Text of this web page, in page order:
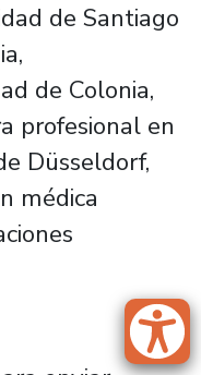
de Santiago
de Colonia,
profesional en
Düsseldorf,
médica